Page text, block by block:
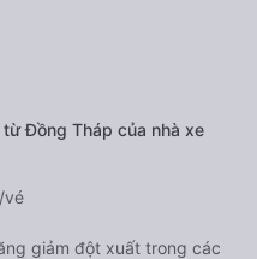
Đồng Tháp của nhà xe
vé
giảm đột xuất trong các